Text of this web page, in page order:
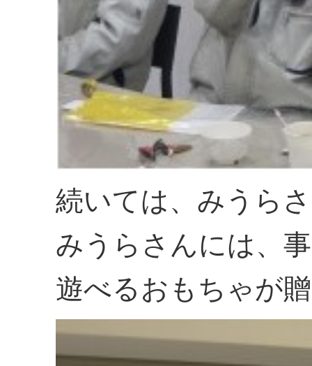
続いては、みうら
みうらさんには、
遊べるおもちゃが